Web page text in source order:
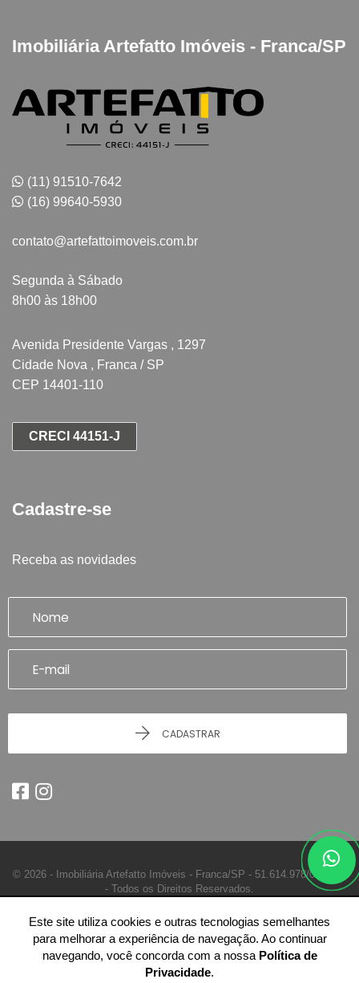
Imobiliária Artefatto Imóveis - Franca/SP
(11) 91510-7642
(16) 99640-5930
contato@artefattoimoveis.com.br
Segunda à Sábado
8h00 às 18h00
Avenida Presidente Vargas , 1297
Cidade Nova , Franca / SP
CEP 14401-110
CRECI 44151-J
Cadastre-se
Receba as novidades
CADASTRAR
© 2026 - Imobiliária Artefatto Imóveis - Franca/SP - 51.614.978/0001-84
- Todos os Direitos Reservados.
Este site utiliza cookies e outras tecnologias semelhantes
para melhorar a experiência de navegação. Ao continuar
navegando, você concorda com a nossa Política de
Privacidade.